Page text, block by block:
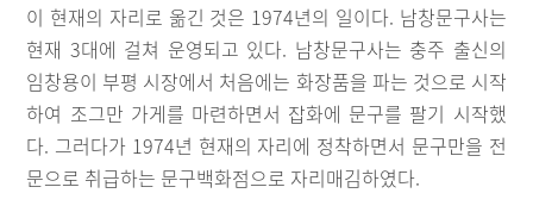
이 현재의 자리로 옮긴 것은 1974년의 일이다. 남창문구사는
현재 3대에 걸쳐 운영되고 있다. 남창문구사는 충주 출신의
임창용이 부평 시장에서 처음에는 화장품을 파는 것으로 시작
하여 조그만 가게를 마련하면서 잡화에 문구를 팔기 시작했
다. 그러다가 1974년 현재의 자리에 정착하면서 문구만을 전
문으로 취급하는 문구백화점으로 자리매김하였다.